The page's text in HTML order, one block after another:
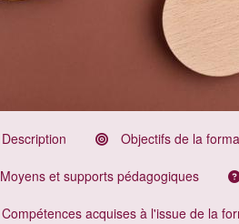
Description Objectifs de la
Moyens et supports pédagogiques
Compétences acquises à l'issue de la